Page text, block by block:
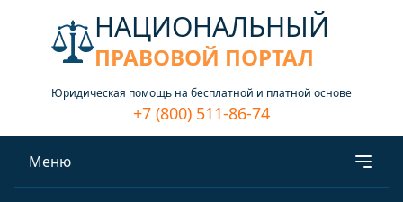
НАЦИОНАЛЬНЫЙ
ПРАВОВОЙ ПОРТАЛ
Юридическая помощь на бесплатной и платной основе
+7 (800) 511-86-74
Меню